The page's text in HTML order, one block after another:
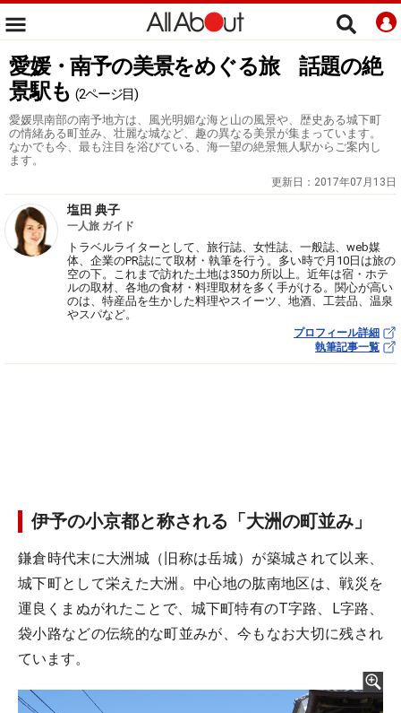
愛媛・南予の美景をめぐる旅 話題の絶
景駅も (2ページ目)
愛媛県南部の南予地方は、風光明媚な海と山の風景や、歴史ある城下町
の情緒ある町並み、壮麗な城など、趣の異なる美景が集まっています。
なかでも今、最も注目を浴びている、海一望の絶景無人駅からご案内し
ます。
更新日： 2017年07月13日
塩田 典子
一人旅 ガイド
トラベルライターとして、旅行誌、女性誌、一般誌、web媒
体、企業のPR誌にて取材・執筆を行う。多い時で月10日は旅の
空の下。これまで訪れた土地は350カ所以上。近年は宿・ホテ
ルの取材、各地の食材・料理取材を多く手がける。関心が高い
のは、特産品を生かした料理やスイーツ、地酒、工芸品、温泉
やスパなど。
プロフィール詳細
執筆記事一覧
伊予の小京都と称される「大洲の町並み」
鎌倉時代末に大洲城（旧称は岳城）が築城されて以来、
城下町として栄えた大洲。中心地の肱南地区は、戦災を
運良くまぬがれたことで、城下町特有のT字路、L字路、
袋小路などの伝統的な町並みが、今もなお大切に残され
ています。